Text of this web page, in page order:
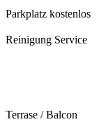
Parkplatz kostenlos
Reinigung Service
Terrase / Balcon